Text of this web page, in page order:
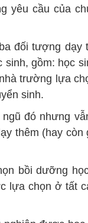
yêu cầu của
đối tượng dạy
gồm: học
trường lựa
sinh.
đó nhưng
thêm (hay còn
bồi dưỡng
lựa chọn ở tất